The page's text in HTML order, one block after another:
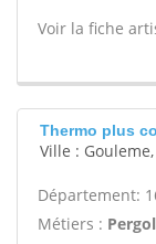
Voir la fiche
Thermo plus
Ville :
Département:
Métiers :